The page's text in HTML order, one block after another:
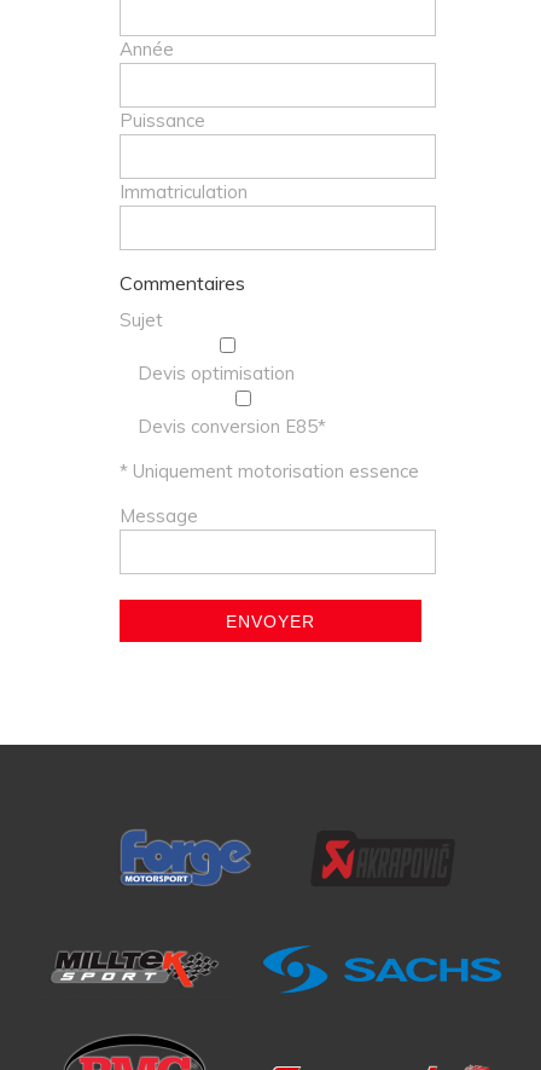
Année
Puissance
Immatriculation
Commentaires
Sujet
Devis optimisation
Devis conversion E85*
* Uniquement motorisation essence
Message